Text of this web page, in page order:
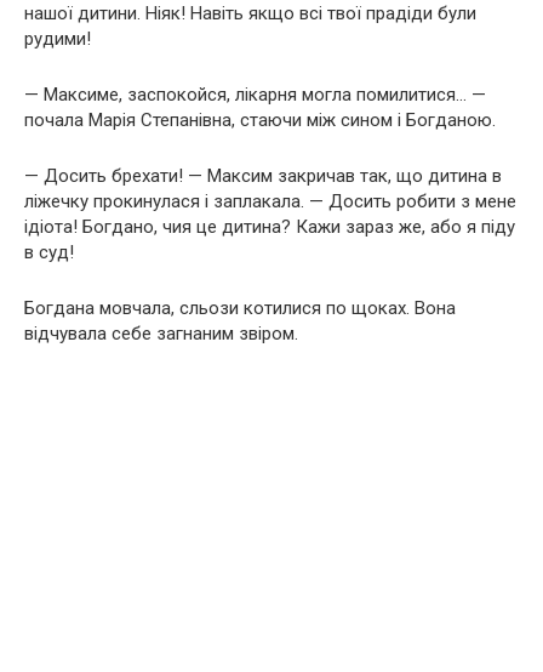
нашої дитини. Ніяк! Навіть якщо всі твої прадіди були
рудими!
— Максиме, заспокойся, лікарня могла помилитися… —
почала Марія Степанівна, стаючи між сином і Богданою.
— Досить брехати! — Максим закричав так, що дитина в
ліжечку прокинулася і заплакала. — Досить робити з мене
ідіота! Богдано, чия це дитина? Кажи зараз же, або я піду
в суд!
Богдана мовчала, сльози котилися по щоках. Вона
відчувала себе загнаним звіром.